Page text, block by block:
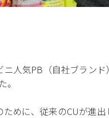
人気PB（自社ブラン
めに、従来のCUが進